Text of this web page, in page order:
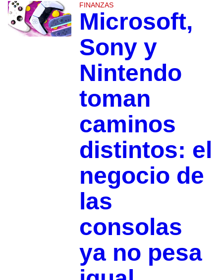
FINANZAS
Microsoft,
Sony y
Nintendo
toman
caminos
distintos: el
negocio de
las
consolas
ya no pesa